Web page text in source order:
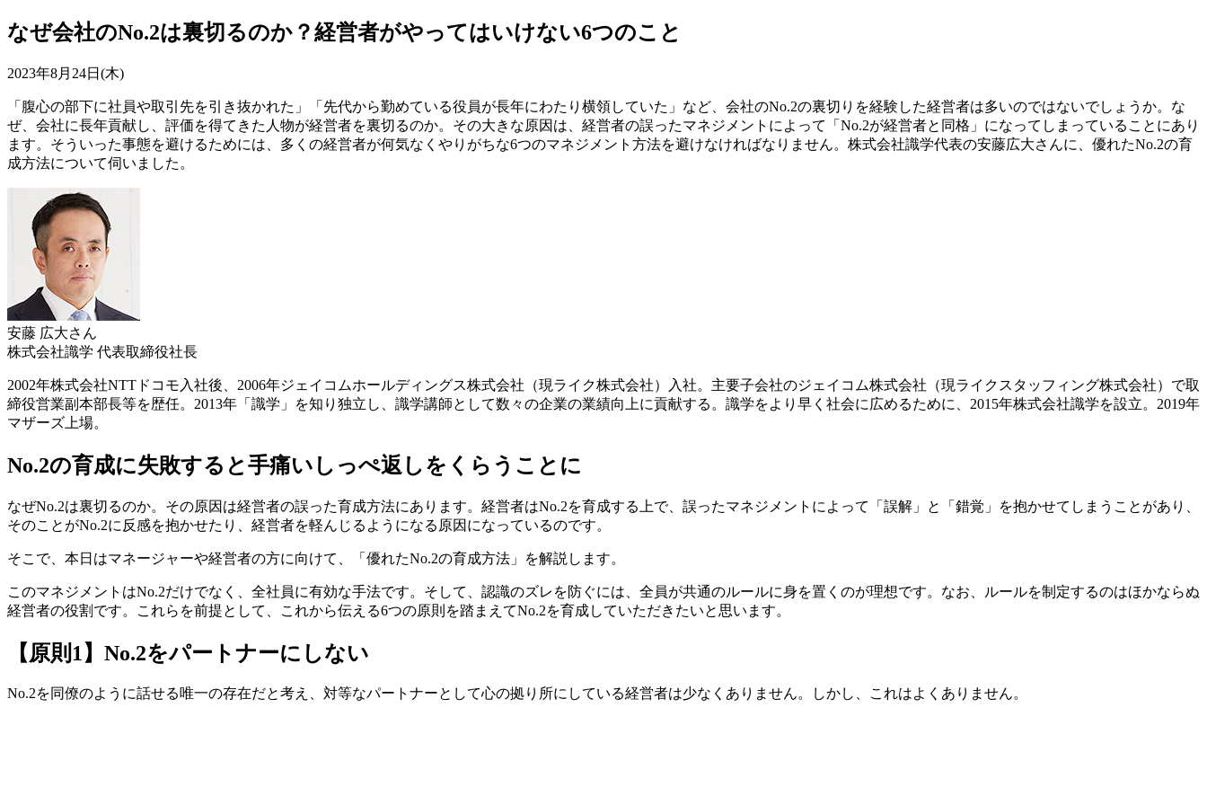
なぜ会社のNo.2は裏切るのか？経営者がやってはいけない6つのこと
2023年8月24日(木)
「腹心の部下に社員や取引先を引き抜かれた」「先代から勤めている役員が長年にわたり横領していた」など、会社のNo.2の裏切りを経験した経営者は多いのではないでしょうか。な
ぜ、会社に長年貢献し、評価を得てきた人物が経営者を裏切るのか。その大きな原因は、経営者の誤ったマネジメントによって「No.2が経営者と同格」になってしまっていることにあり
ます。そういった事態を避けるためには、多くの経営者が何気なくやりがちな6つのマネジメント方法を避けなければなりません。株式会社識学代表の安藤広大さんに、優れたNo.2の育
成方法について伺いました。
安藤 広大さん
株式会社識学 代表取締役社長
2002年株式会社NTTドコモ入社後、2006年ジェイコムホールディングス株式会社（現ライク株式会社）入社。主要子会社のジェイコム株式会社（現ライクスタッフィング株式会社）で取
締役営業副本部長等を歴任。2013年「識学」を知り独立し、識学講師として数々の企業の業績向上に貢献する。識学をより早く社会に広めるために、2015年株式会社識学を設立。2019年
マザーズ上場。
No.2の育成に失敗すると手痛いしっぺ返しをくらうことに
なぜNo.2は裏切るのか。その原因は経営者の誤った育成方法にあります。経営者はNo.2を育成する上で、誤ったマネジメントによって「誤解」と「錯覚」を抱かせてしまうことがあり、
そのことがNo.2に反感を抱かせたり、経営者を軽んじるようになる原因になっているのです。
そこで、本日はマネージャーや経営者の方に向けて、「優れたNo.2の育成方法」を解説します。
このマネジメントはNo.2だけでなく、全社員に有効な手法です。そして、認識のズレを防ぐには、全員が共通のルールに身を置くのが理想です。なお、ルールを制定するのはほかならぬ
経営者の役割です。これらを前提として、これから伝える6つの原則を踏まえてNo.2を育成していただきたいと思います。
【原則1】No.2をパートナーにしない
No.2を同僚のように話せる唯一の存在だと考え、対等なパートナーとして心の拠り所にしている経営者は少なくありません。しかし、これはよくありません。